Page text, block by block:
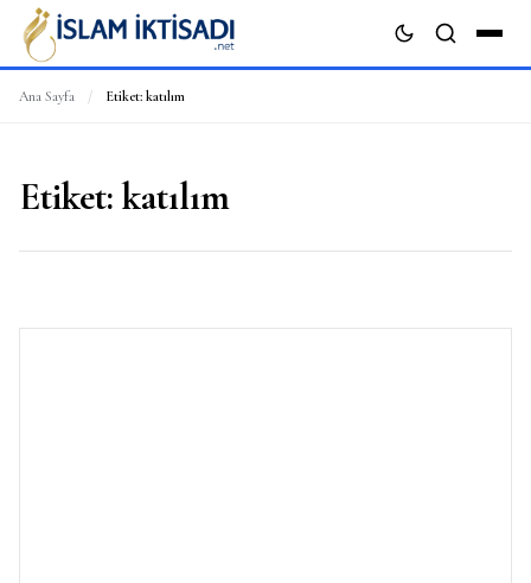
Ana Sayfa / Etiket: katılım
Etiket:katılım